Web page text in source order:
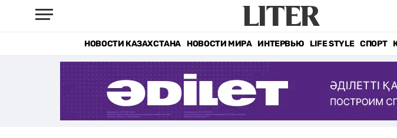
НОВОСТИ КАЗАХСТАНА НОВОСТИ МИРА ИНТЕРВЬЮ LIFE STYLE СПОРТ